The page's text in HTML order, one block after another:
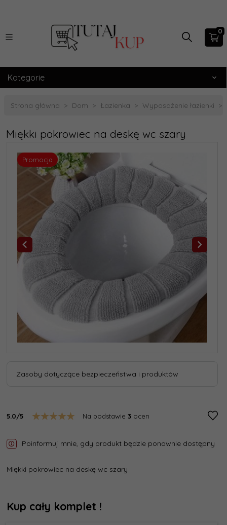
0
Kategorie
Strona główna Dom Łazienka Wyposażenie łazienki
Miękki pokrowiec na deskę wc szary
Promocja
Zasoby dotyczące bezpieczeństwa i produktów
5.0/5 Na podstawie 3 ocen
Poinformuj mnie, gdy produkt będzie ponownie dostępny
Miękki pokrowiec na deskę wc szary
Kup cały komplet !